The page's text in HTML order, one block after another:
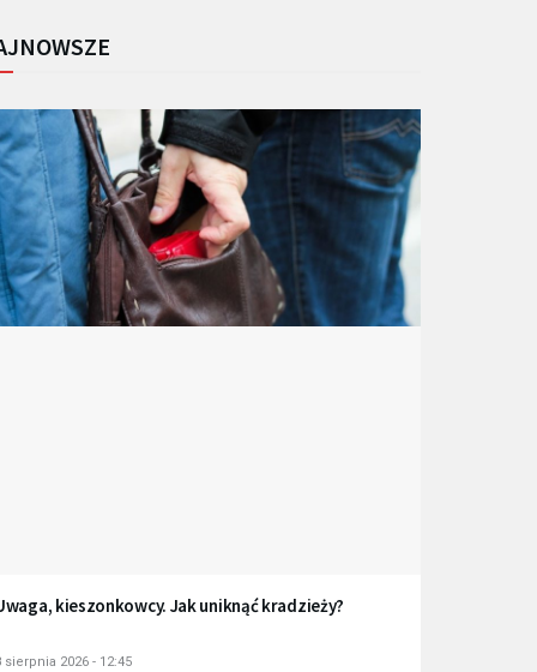
kieszonkowcy. Jak uniknąć kradzieży?
sierpnia 2026 - 12:45